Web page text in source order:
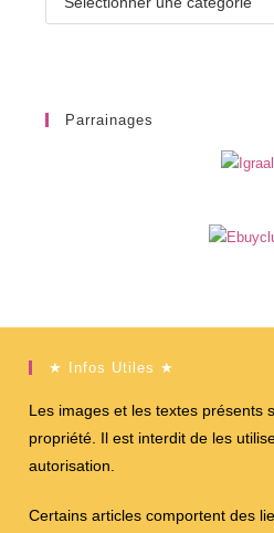
Parrainages
★ Infos Utiles ★
Les images et les textes présents
propriété. Il est interdit de les
autorisation.
Certains articles comportent des